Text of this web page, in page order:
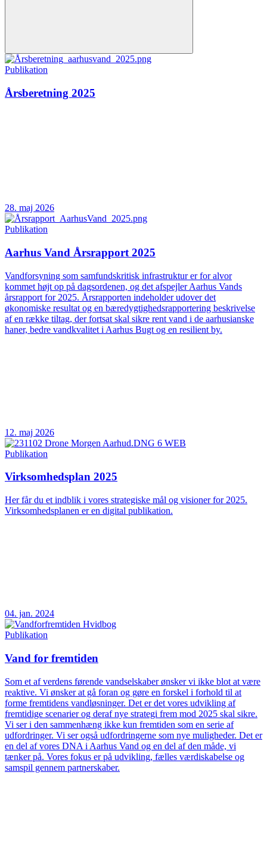
Publikation
Årsberetning 2025
28. maj 2026
Publikation
Aarhus Vand Årsrapport 2025
Vandforsyning som samfundskritisk infrastruktur er for alvor
kommet højt op på dagsordenen, og det afspejler Aarhus Vands
årsrapport for 2025. Årsrapporten indeholder udover det
økonomiske resultat og en bæredygtighedsrapportering beskrivelse
af en række tiltag, der fortsat skal sikre rent vand i de aarhusianske
haner, bedre vandkvalitet i Aarhus Bugt og en resilient by.
12. maj 2026
Publikation
Virksomhedsplan 2025
Her får du et indblik i vores strategiske mål og visioner for 2025.
Virksomhedsplanen er en digital publikation.
04. jan. 2024
Publikation
Vand for fremtiden
Som et af verdens førende vandselskaber ønsker vi ikke blot at være
reaktive. Vi ønsker at gå foran og gøre en forskel i forhold til at
forme fremtidens vandløsninger. Det er det vores udvikling af
fremtidige scenarier og deraf nye strategi frem mod 2025 skal sikre.
Vi ser i den sammenhæng ikke kun fremtiden som en serie af
udfordringer. Vi ser også udfordringerne som nye muligheder. Det er
en del af vores DNA i Aarhus Vand og en del af den måde, vi
tænker på. Vores fokus er på udvikling, fælles værdiskabelse og
samspil gennem partnerskaber.